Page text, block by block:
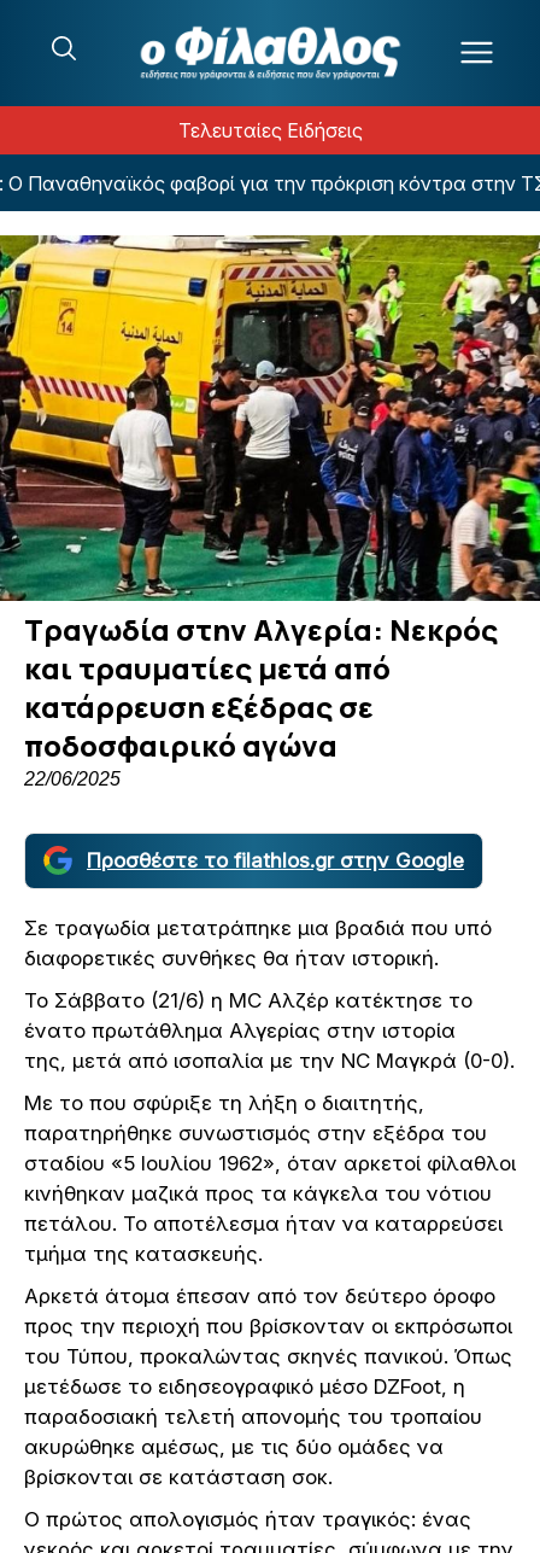
Τελευταίες Ειδήσεις
φαβορί για την πρόκριση κόντρα στην
Τραγωδία στην Αλγερία: Νεκρός
και τραυματίες μετά από
κατάρρευση εξέδρας σε
ποδοσφαιρικό αγώνα
22/06/2025
Προσθέστε το filathlos.gr στην Google
Σε τραγωδία μετατράπηκε μια βραδιά που υπό
διαφορετικές συνθήκες θα ήταν ιστορική.
Το Σάββατο (21/6) η MC Αλζέρ κατέκτησε το
ένατο πρωτάθλημα Αλγερίας στην ιστορία
της, μετά από ισοπαλία με την NC Μαγκρά (0-0).
Με το που σφύριξε τη λήξη ο διαιτητής,
παρατηρήθηκε συνωστισμός στην εξέδρα του
σταδίου «5 Ιουλίου 1962», όταν αρκετοί φίλαθλοι
κινήθηκαν μαζικά προς τα κάγκελα του νότιου
πετάλου. Το αποτέλεσμα ήταν να καταρρεύσει
τμήμα της κατασκευής.
Αρκετά άτομα έπεσαν από τον δεύτερο όροφο
προς την περιοχή που βρίσκονταν οι εκπρόσωποι
του Τύπου, προκαλώντας σκηνές πανικού. Όπως
μετέδωσε το ειδησεογραφικό μέσο DZFoot, η
παραδοσιακή τελετή απονομής του τροπαίου
ακυρώθηκε αμέσως, με τις δύο ομάδες να
βρίσκονται σε κατάσταση σοκ.
Ο πρώτος απολογισμός ήταν τραγικός: ένας